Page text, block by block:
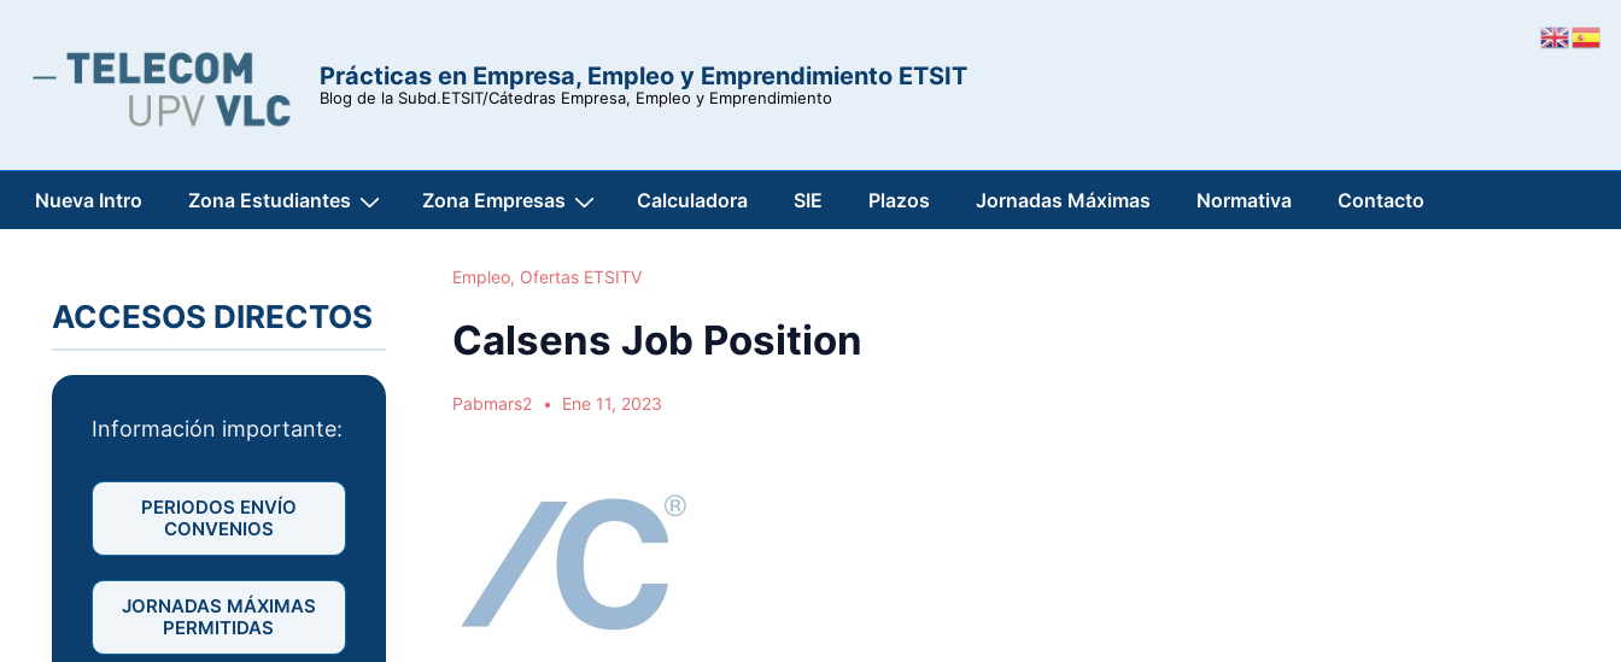
Prácticas en Empresa, Empleo y Emprendimiento ETSIT
Blog de la Subd.ETSIT/Cátedras Empresa, Empleo y Emprendimiento
Navegación
Nueva Intro Zona Estudiantes Zona Empresas Calculadora SIE Plazos Jornadas Máximas Normativa Contacto
Empleo, Ofertas ETSITV
Calsens Job Position
Pabmars2 Ene 11, 2023
ACCESOS DIRECTOS
Información importante:
PERIODOS ENVÍO
CONVENIOS
JORNADAS MÁXIMAS
PERMITIDAS